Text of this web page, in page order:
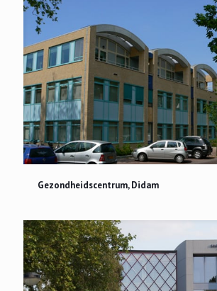
Gezondheidscentrum, Didam
Gezondheidscentrum, Didam